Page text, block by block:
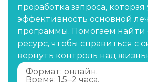
проработка запроса,
эффективность основной
программы. Помогаем найти
ресурс, чтобы справиться с
вернуть контроль над
Формат: онлайн.
Время: 1,5–2 часа.